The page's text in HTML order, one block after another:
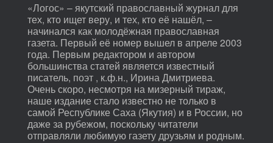
«Логос» – якутский православный журнал для
тех, кто ищет веру, и тех, кто её нашёл, –
начинался как молодёжная православная
газета. Первый её номер вышел в апреле 2003
года. Первым редактором и автором
большинства статей является известный
писатель, поэт , к.ф.н., Ирина Дмитриева.
Очень скоро, несмотря на мизерный тираж,
наше издание стало известно не только в
самой Республике Саха (Якутия) и в России, но
даже за рубежом, поскольку читатели
отправляли любимую газету друзьям и родным.